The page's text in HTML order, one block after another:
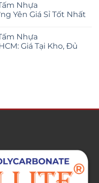
Nhựa
Yên Giá Sỉ Tốt Nhất
Nhựa
Giá Tại Kho, Đủ